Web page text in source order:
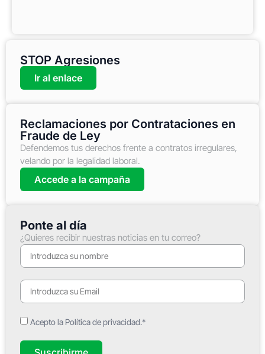
STOP Agresiones
Ir al enlace
Reclamaciones por Contrataciones en
Fraude de Ley
Defendemos tus derechos frente a contratos irregulares,
velando por la legalidad laboral.
Accede a la campaña
Ponte al día
¿Quieres recibir nuestras noticias en tu correo?
Acepto la Política de privacidad.*